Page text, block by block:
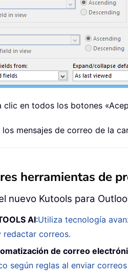
clic en todos los botones
mensajes de correo de la
herramientas de
nuevo Kutools para
AI:Utiliza tecnología
redactar correos.
de correo
según reglas al enviar correos